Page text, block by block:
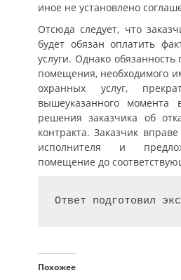
иное не установлено
Отсюда следует, что
будет обязан оплатить
услуги. Однако
помещения, необходимого
охранных услуг,
вышеуказанного момента
решения заказчика об
контракта. Заказчик
исполнителя и
помещение до
Ответ подготовил
Похожее